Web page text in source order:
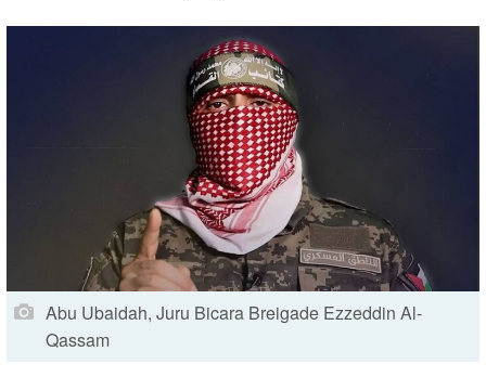
Abu Ubaidah, Juru Bicara Breigade Ezzeddin Al-
Qassam